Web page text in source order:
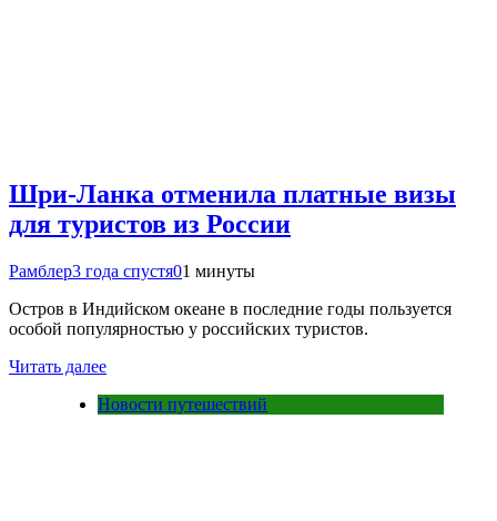
Шри-Ланка отменила платные визы
для туристов из России
Рамблер3 года спустя01 минуты
Остров в Индийском океане в последние годы пользуется
особой популярностью у российских туристов.
Читать далее
Новости путешествий